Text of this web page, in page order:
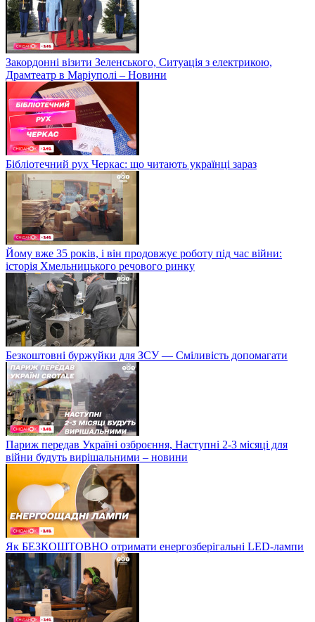
Закордонні візити Зеленського, Ситуація з електрикою,
Драмтеатр в Маріуполі – Новини
Бібліотечний рух Черкас: що читають українці зараз
Йому вже 35 років, і він продовжує роботу під час війни:
історія Хмельницького речового ринку
Безкоштовні буржуйки для ЗСУ — Сміливість допомагати
Париж передав Україні озброєння, Наступні 2-3 місяці для
війни будуть вирішальними – новини
Як БЕЗКОШТОВНО отримати енергозберігальні LED-лампи